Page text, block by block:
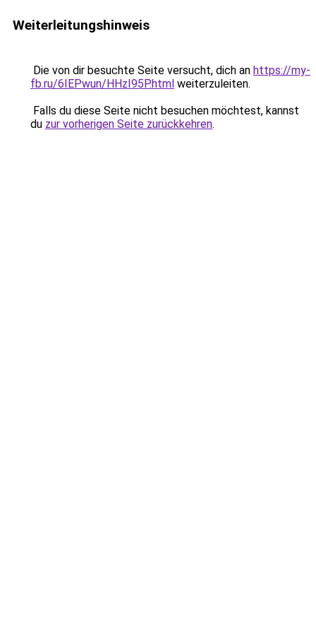
Weiterleitungshinweis
Die von dir besuchte Seite versucht, dich an https://my-
fb.ru/6IEPwun/HHzI95P.html weiterzuleiten.
Falls du diese Seite nicht besuchen möchtest, kannst
du zur vorherigen Seite zurückkehren.